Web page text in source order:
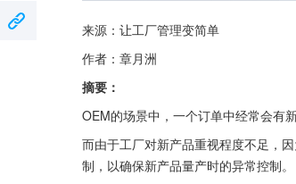
来源：让工厂管理变简单
作者：章月洲
摘要：
OEM的场景中，一个订单中经常会有
而由于工厂对新产品重视程度不足，
制，以确保新产品量产时的异常控制。